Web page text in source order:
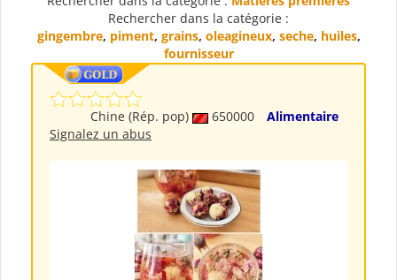
Rechercher dans la catégorie :
gingembre, piment, grains, oleagineux, seche, huiles,
fournisseur
Chine (Rép. pop) 650000
Alimentaire
Signalez un abus